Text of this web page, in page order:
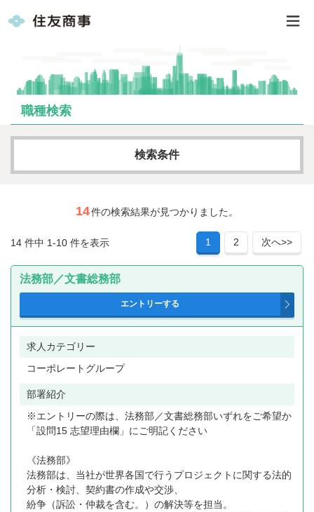
職種検索
検索条件
AND検索
OR検索
14件の検索結果が見つかりました。
14 件中 1-10 件を表示 1 2 次へ>>
法務部／文書総務部
求人カテゴリー
コーポレートグループ
部署紹介
※エントリーの際は、法務部／文書総務部いずれをご希望か
「設問15 志望理由欄」にご明記ください
《法務部》
法務部は、当社が世界各国で行うプロジェクトに関する法的
分析・検討、契約書の作成や交渉、
紛争（訴訟・仲裁を含む。）の解決等を担当。